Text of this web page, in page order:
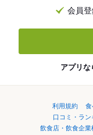
会員
アプリな
利用規約 食
口コミ・ラ
飲食店・飲食企業